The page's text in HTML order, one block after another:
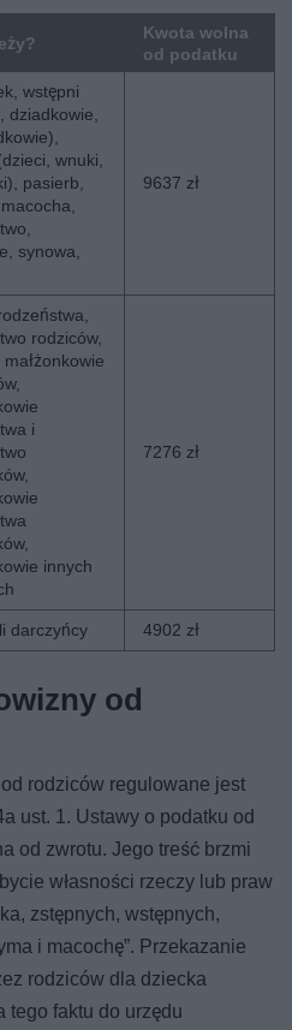
Kwota wolna
od podatku
wstępni
dziadkowie,
wnuki,
pasierb,
synowa,
9637 zł
rodziców,
i
innych
7276 zł
darczyńcy 4902 zł
od
rodziców regulowane jest
ust. 1. Ustawy o podatku od
od zwrotu. Jego treść brzmi
własności rzeczy lub praw
zstępnych, wstępnych,
i macochę”. Przekazanie
rodziców dla dziecka
tego faktu do urzędu